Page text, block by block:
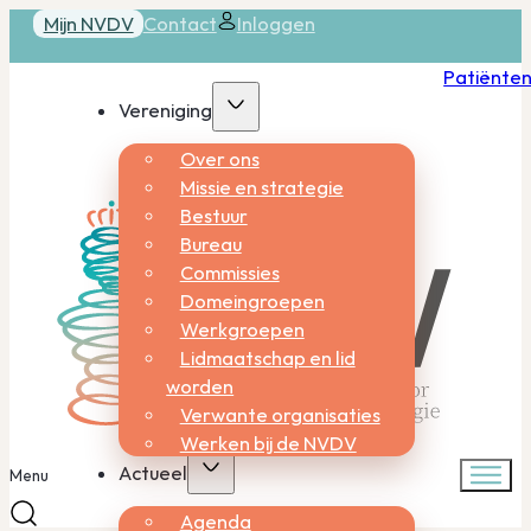
Mijn NVDV Contact Inloggen
Vereniging
Over ons
Missie en strategie
Bestuur
Bureau
Commissies
Domeingroepen
Werkgroepen
Lidmaatschap en lid
worden
Verwante organisaties
Werken bij de NVDV
Actueel
Agenda
Menu